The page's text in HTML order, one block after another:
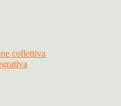
collettiva